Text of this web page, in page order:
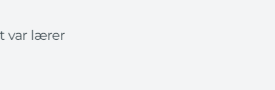
var lærer